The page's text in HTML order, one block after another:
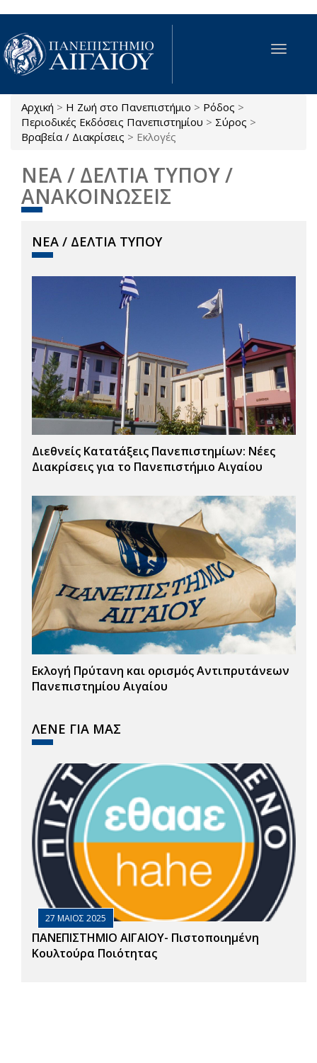
Παράκαμψη προς το κυρίως περιεχόμενο
Toggle
Είστε εδώ
Αρχική > Η Ζωή στο Πανεπιστήμιο > Ρόδος >
Περιοδικές Εκδόσεις Πανεπιστημίου > Σύρος >
Βραβεία / Διακρίσεις > Εκλογές
ΝΕΑ / ΔΕΛΤΙΑ ΤΥΠΟΥ /
ΑΝΑΚΟΙΝΩΣΕΙΣ
ΝΕΑ / ΔΕΛΤΙΑ ΤΥΠΟΥ
Διεθνείς Κατατάξεις Πανεπιστημίων: Νέες
Διακρίσεις για το Πανεπιστήμιο Αιγαίου
Εκλογή Πρύτανη και ορισμός Αντιπρυτάνεων
Πανεπιστημίου Αιγαίου
ΛΕΝΕ ΓΙΑ ΜΑΣ
27 ΜΑΙΟΣ 2025
ΠΑΝΕΠΙΣΤΗΜΙΟ ΑΙΓΑΙΟΥ- Πιστοποιημένη
Κουλτούρα Ποιότητας